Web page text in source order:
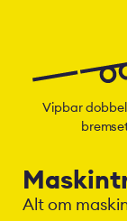
Vipbar
Alt om